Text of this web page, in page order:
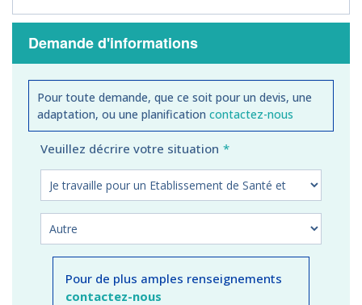
Demande d'informations
Pour toute demande, que ce soit pour un devis, une
adaptation, ou une planification contactez-nous
Veuillez décrire votre situation
Pour de plus amples renseignements
contactez-nous